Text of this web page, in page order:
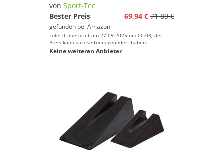
von Sport-Tec
Bester Preis
69,94 € 71,89 €
gefunden bei Amazon
zuletzt überprüft am 27.09.2025 um 00:03; der
Preis kann sich seitdem geändert haben.
Keine weiteren Anbieter